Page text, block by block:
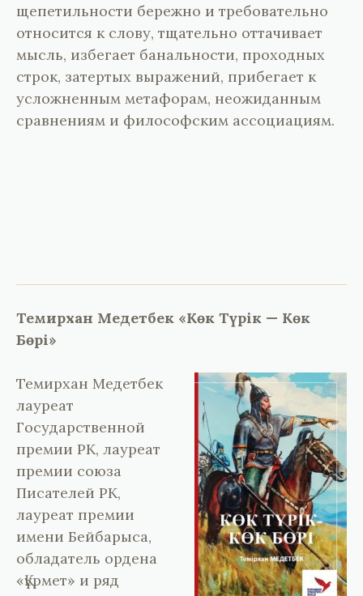
щепетильности бережно и требовательно
относится к слову, тщательно оттачивает
мысль, избегает банальности, проходных
строк, затертых выражений, прибегает к
усложненным метафорам, неожиданным
сравнениям и философским ассоциациям.
Темирхан Медетбек «Көк Түрік — Көк
Бөрі»
Темирхан Медетбек
лауреат
Государственной
премии РК, лауреат
премии союза
Писателей РК,
лауреат премии
имени Бейбарыса,
обладатель ордена
«Құрмет» и ряд